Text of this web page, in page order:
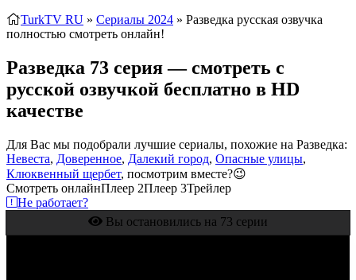
TurkTV RU » Сериалы 2024 » Разведка русская озвучка
полностью смотреть онлайн!
Разведка 73 серия — смотреть с
русской озвучкой бесплатно в HD
качестве
Для Вас мы подобрали лучшие сериалы, похожие на Разведка:
Невеста, Доверенное, Далекий город, Опасные улицы,
Клюквенный щербет, посмотрим вместе?😉
Смотреть онлайнПлеер 2Плеер 3Трейлер
Не работает?
Вы остановились на 73 серии